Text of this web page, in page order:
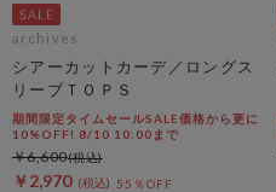
archives
シアーカットカーデ／ロングス
リーブＴＯＰＳ
期間限定タイムセールSALE価格から更に
10%OFF! 8/10 10:00まで
￥2,970 55％OFF
￥6,600